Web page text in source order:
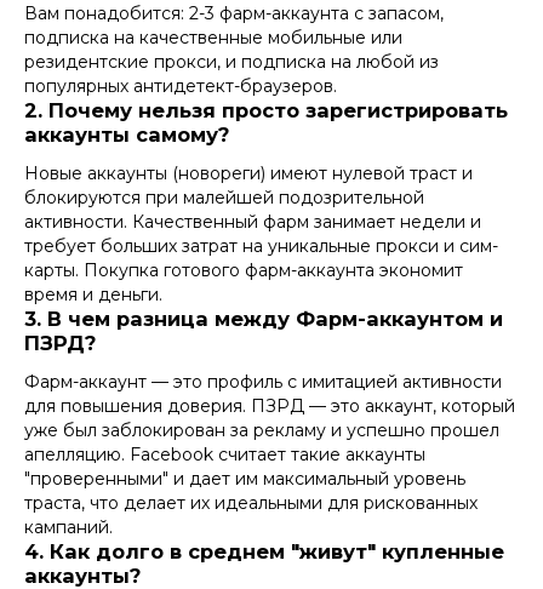
Вам понадобится: 2-3 фарм-аккаунта с запасом,
подписка на качественные мобильные или
резидентские прокси, и подписка на любой из
популярных антидетект-браузеров.
2. Почему нельзя просто зарегистрировать
аккаунты самому?
Новые аккаунты (новореги) имеют нулевой траст и
блокируются при малейшей подозрительной
активности. Качественный фарм занимает недели и
требует больших затрат на уникальные прокси и сим-
карты. Покупка готового фарм-аккаунта экономит
время и деньги.
3. В чем разница между Фарм-аккаунтом и
ПЗРД?
Фарм-аккаунт — это профиль с имитацией активности
для повышения доверия. ПЗРД — это аккаунт, который
уже был заблокирован за рекламу и успешно прошел
апелляцию. Facebook считает такие аккаунты
"проверенными" и дает им максимальный уровень
траста, что делает их идеальными для рискованных
кампаний.
4. Как долго в среднем "живут" купленные
аккаунты?